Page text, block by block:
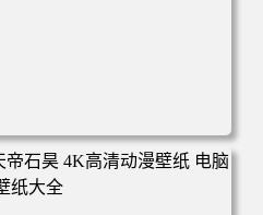
小黑战记 罗小黑战记2 风息
壁纸下载 壁纸大全